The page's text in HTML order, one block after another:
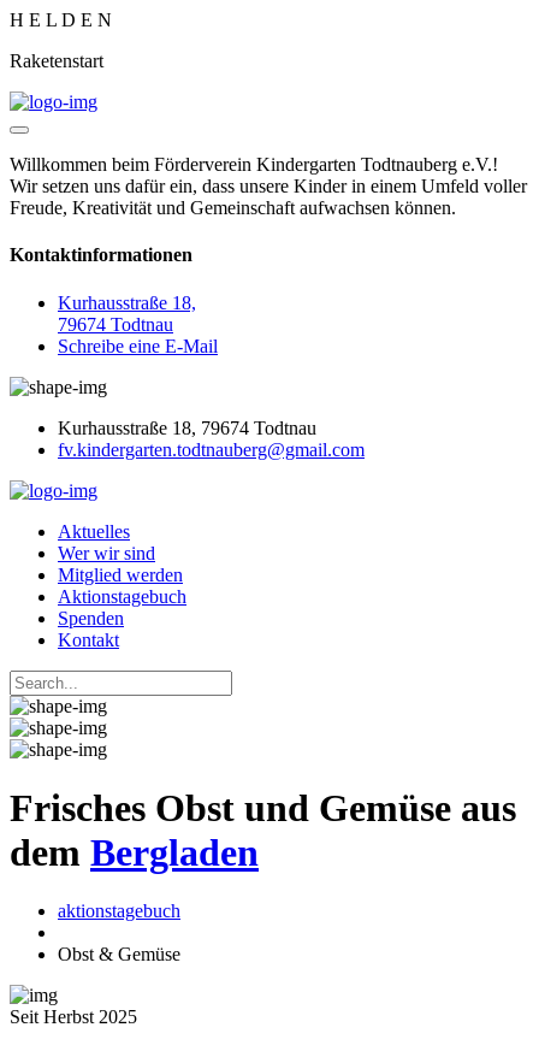
H E L D E N
Raketenstart
Willkommen beim Förderverein Kindergarten Todtnauberg e.V.!
Wir setzen uns dafür ein, dass unsere Kinder in einem Umfeld voller
Freude, Kreativität und Gemeinschaft aufwachsen können.
Kontaktinformationen
Kurhausstraße 18,
79674 Todtnau
Schreibe eine E-Mail
Kurhausstraße 18, 79674 Todtnau
fv.kindergarten.todtnauberg@gmail.com
Aktuelles
Wer wir sind
Mitglied werden
Aktionstagebuch
Spenden
Kontakt
Frisches Obst und Gemüse aus
dem Bergladen
aktionstagebuch
Obst & Gemüse
Seit Herbst 2025